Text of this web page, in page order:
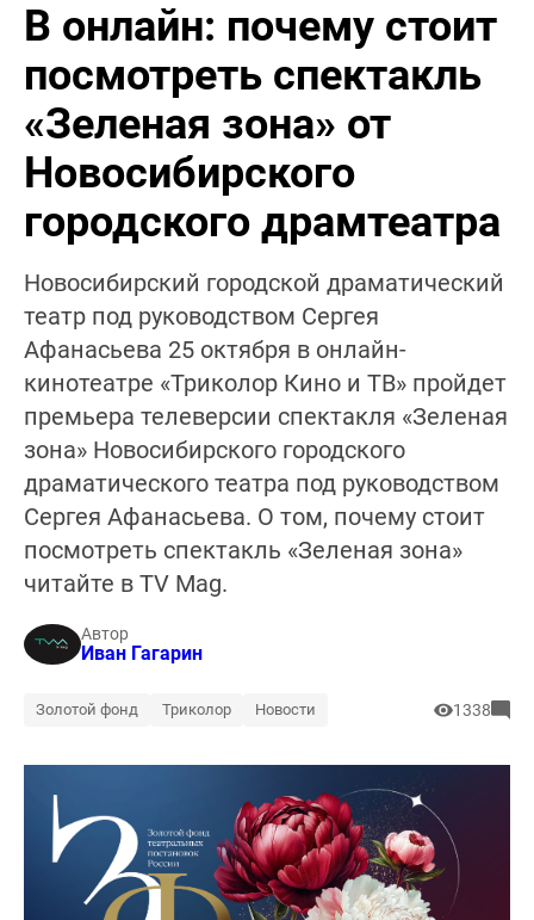
В онлайн: почему стоит
посмотреть спектакль
«Зеленая зона» от
Новосибирского
городского драмтеатра
Новосибирский городской драматический
театр под руководством Сергея
Афанасьева 25 октября в онлайн-
кинотеатре «Триколор Кино и ТВ» пройдет
премьера телеверсии спектакля «Зеленая
зона» Новосибирского городского
драматического театра под руководством
Сергея Афанасьева. О том, почему стоит
посмотреть спектакль «Зеленая зона»
читайте в TV Mag.
Автор
Иван Гагарин
Золотой фонд Триколор Новости 1338